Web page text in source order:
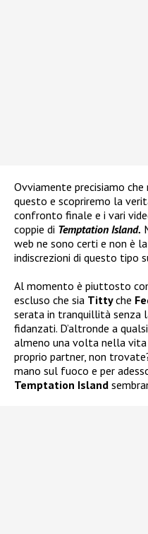
Ovviamente precisiamo
questo e scopriremo la
confronto finale e i vari
coppie di Temptation Island.
web ne sono certi e non è
indiscrezioni di questo tipo
Al momento è piuttosto
escluso che sia Tittyche
serata in tranquillità senza
fidanzati. D’altronde a
almeno una volta nella vita
proprio partner, non
mano sul fuoco e per
Temptation Island